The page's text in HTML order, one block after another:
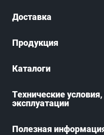
Доставка
Продукция
Каталоги
Технические
эксплуатации
Полезная